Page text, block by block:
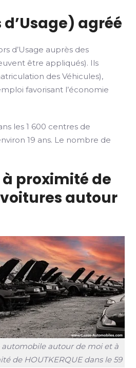
agréé
d’Usage auprès des
être appliqués). Ils
des Véhicules),
favorisant l’économie
les 1 600 centres de
19 ans. Le nombre de
proximité de
voitures autour
automobile autour de moi et à
de HOUTKERQUE dans le 59